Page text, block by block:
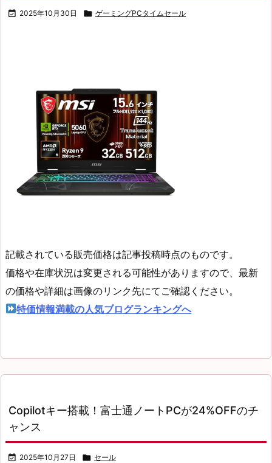
 2025年10月30日  ゲーミングPCタイムセール
記載されている販売価格は記事投稿時点のものです。
価格や在庫状況は変更される可能性がありますので、最新
の価格や詳細は画像のリンク先にてご確認ください。
特価情報満載の人気ブログランキングへ
Copilotキー搭載！富士通ノートPCが24%OFFのチ
ャンス
 2025年10月27日  セール